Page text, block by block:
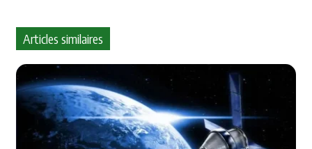
Articles similaires